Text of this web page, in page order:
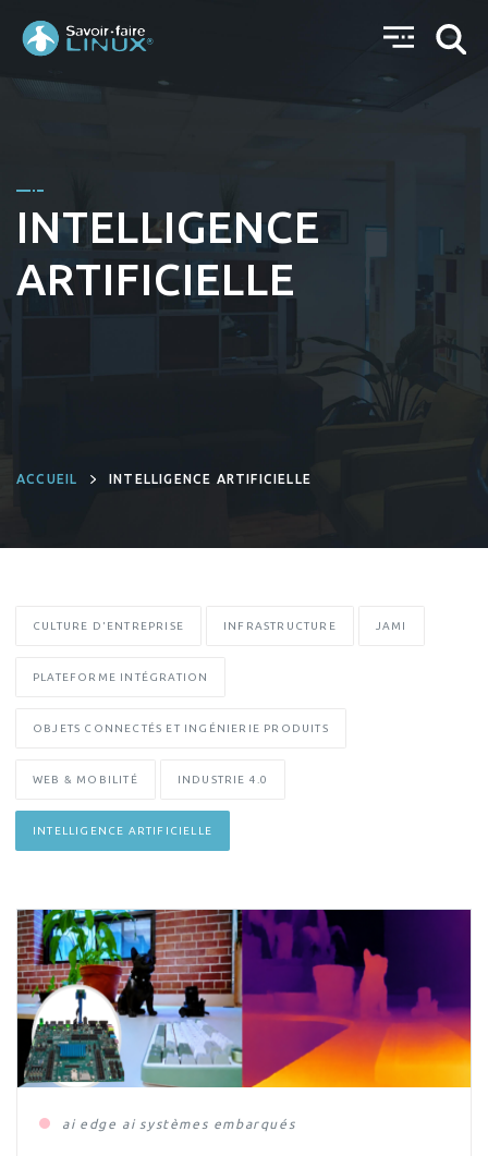
INTELLIGENCE
ARTIFICIELLE
ACCUEIL INTELLIGENCE ARTIFICIELLE
CULTURE D'ENTREPRISE INFRASTRUCTURE JAMI
PLATEFORME INTÉGRATION
OBJETS CONNECTÉS ET INGÉNIERIE PRODUITS
WEB & MOBILITÉ INDUSTRIE 4.0
INTELLIGENCE ARTIFICIELLE
ai edge ai systèmes embarqués